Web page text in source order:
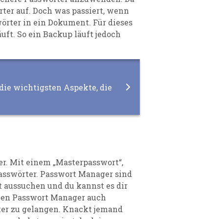
auf. Doch was passiert, wenn
in ein Dokument. Für dieses
. So ein Backup läuftjedoch
wichtigsten Aspekte, die
. Mit einem „Masterpasswort“,
Passwort Manager sind
aussuchen und du kannst es dir
Passwort Manager auch
zu gelangen. Knackt jemand